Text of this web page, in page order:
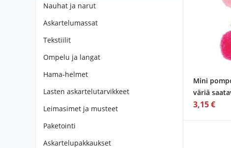
Nauhat ja narut
Askartelumassat
Tekstiilit
Ompelu ja langat
Hama-helmet
Lasten askartelutarvikkeet
Leimasimet ja musteet
Paketointi
Askartelupakkaukset
Mini
väriä
3,15 €